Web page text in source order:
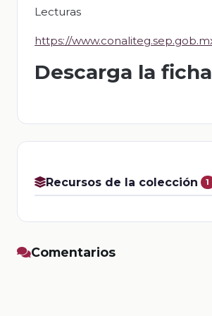
Lecturas
https://
Descarga la
Recursos de la colección 1
Comentarios